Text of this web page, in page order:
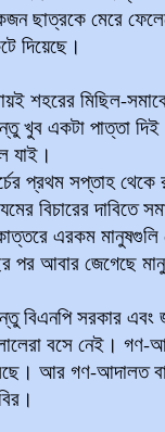
ছাত্রকে মেরে
দিয়েছে।
শহরের মিছিল-
খুব একটা পাত্তা
যাই।
প্রথম সপ্তাহ
বিচারের দাবিতে
এরকম
পর আবার জেগেছে
বিএনপি সরকার এবং
বসে নেই। গণ-
আর গণ-আদালত